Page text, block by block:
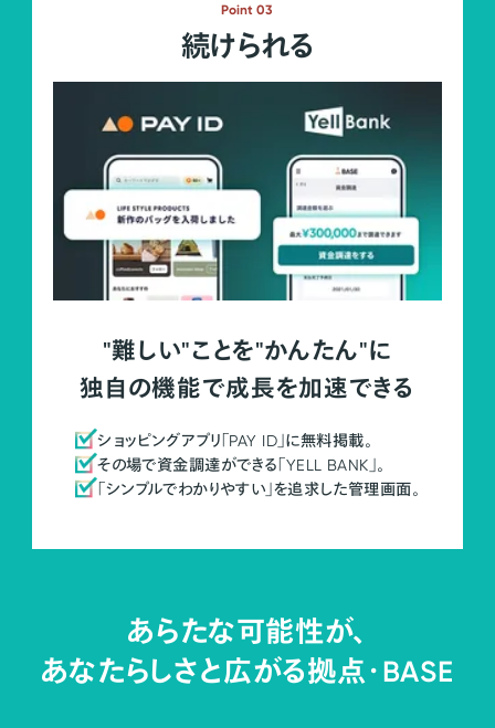
Point 03
続けられる
"難しい"ことを"かんたん"に
独自の機能で成長を加速できる
ショッピングアプリ「PAY ID」に無料掲載。
その場で資金調達ができる「YELL BANK」。
「シンプルでわかりやすい」を追求した管理画面。
あらたな可能性が、
あなたらしさと広がる拠点・BASE